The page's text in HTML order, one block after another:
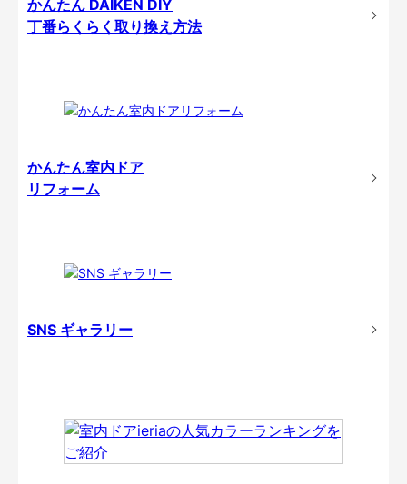
かんたん DAIKEN DIY
丁番らくらく取り換え方法
かんたん室内ドア
リフォーム
SNS ギャラリー